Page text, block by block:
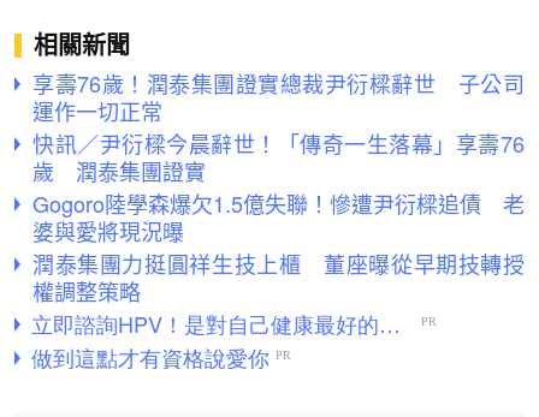
相關新聞
享壽76歲！潤泰集團證實總裁尹衍樑辭世 子公司
運作一切正常
快訊／尹衍樑今晨辭世！「傳奇一生落幕」享壽76
歲 潤泰集團證實
Gogoro陸學森爆欠1.5億失聯！慘遭尹衍樑追債 老
婆與愛將現況曝
潤泰集團力挺圓祥生技上櫃 董座曝從早期技轉授
權調整策略